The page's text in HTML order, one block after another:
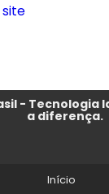
- Tecnologia
a diferença.
Início